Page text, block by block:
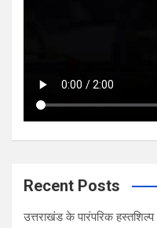
Recent Posts
उत्तराखंड के पारंपरिक